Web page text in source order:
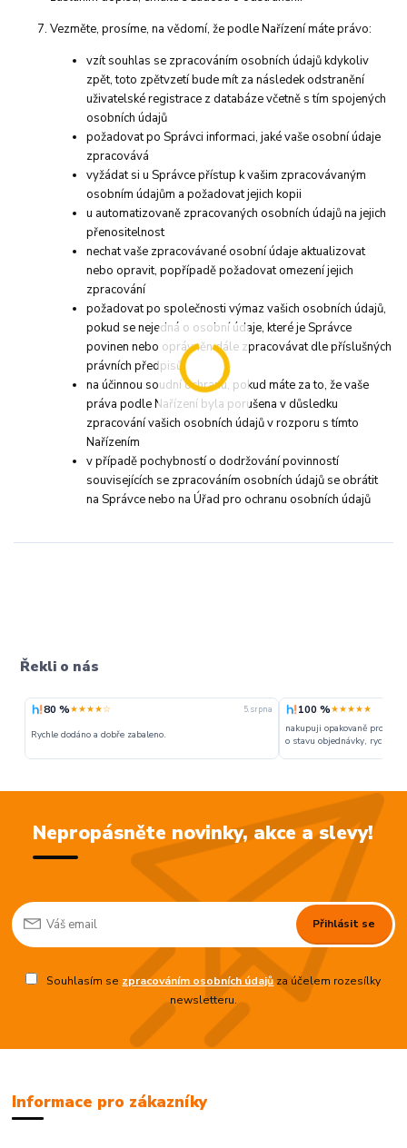
Vezměte, prosíme, na vědomí, že podle Nařízení máte právo:
vzít souhlas se zpracováním osobních údajů kdykoliv
zpět, toto zpětvzetí bude mít za následekodstranění
uživatelské registrace z databáze včetně s tím spojených
osobních údajů
požadovat po Správci informaci, jaké vaše osobní údaje
zpracovává
vyžádat si u Správce přístup k vašim zpracovávaným
osobním údajům a požadovat jejich kopii
u automatizovaně zpracovaných osobních údajů na jejich
přenositelnost
nechat vaše zpracovávané osobní údaje aktualizovat
nebo opravit, popřípadě požadovat omezení jejich
zpracování
požadovat po společnosti výmaz vašich osobních údajů,
pokud se nejedná o osobní údaje, které je Správce
povinen nebo oprávněn dále zpracovávat dle příslušných
právních předpisů
na účinnou soudní ochranu, pokud máte za to, že vaše
práva podle Nařízení byla porušena v důsledku
zpracování vašich osobních údajů v rozporu s tímto
Nařízením
v případě pochybností o dodržování povinností
souvisejících se zpracováním osobních údajů se obrátit
na Správce nebo na Úřad pro ochranu osobních údajů
Řekli o nás
80 %★★★★☆ 5. srpna
Rychle dodáno a dobře zabaleno.
100 %★★★★★
nakupuji opakovaně pro
o stavu objednávky, rychlost
Nepropásněte novinky, akce a slevy!
Přihlásit se
Souhlasím se zpracováním osobních údajůza účelem rozesílky
newsletteru.
Informace pro zákazníky